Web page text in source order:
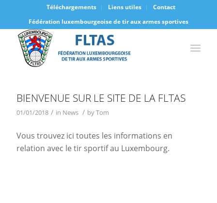
Téléchargements Liens utiles
Contact
Fédération luxembourgeoise de tir aux armes sportives
BIENVENUE SUR LE SITE DE LA FLTAS
01/01/2018 / in News / byTom
Vous trouvez ici toutes les informations en
relation avec le tir sportif au Luxembourg.